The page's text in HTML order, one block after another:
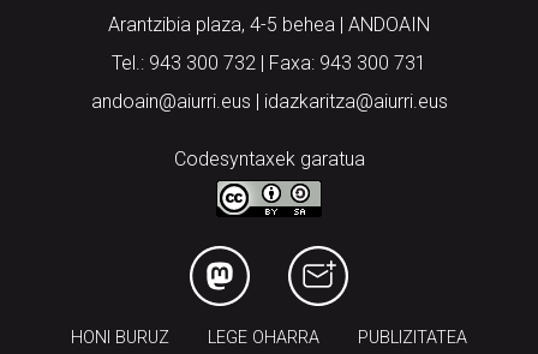
Arantzibia plaza, 4-5 behea | ANDOAIN
Tel.: 943 300 732 | Faxa: 943 300 731
andoain@aiurri.eus | idazkaritza@aiurri.eus
Codesyntaxek garatua
HONI BURUZ LEGE OHARRA PUBLIZITATEA